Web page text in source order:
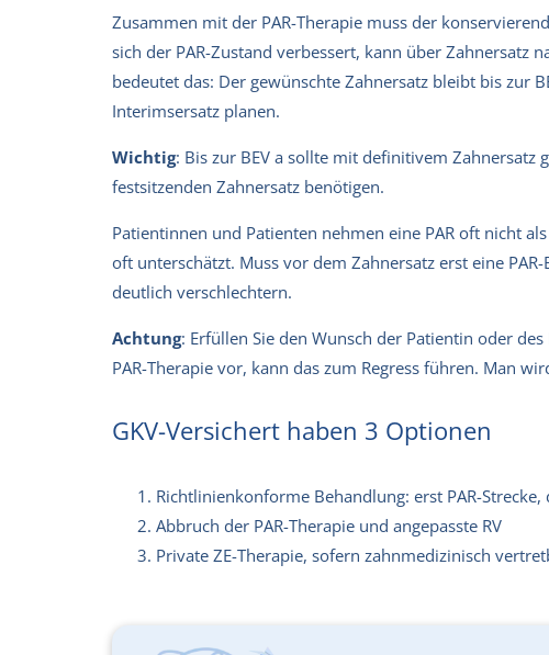
Zusammen mit der PAR-Therapie muss der
sich der PAR-Zustand verbessert, kann über Zahnersatz
bedeutet das: Der gewünschte Zahnersatz bleibt bis zur
Interimsersatz planen.
Wichtig: Bis zur BEV a sollte mit definitivem Zahnersatz
festsitzenden Zahnersatz benötigen.
Patientinnen und Patienten nehmen eine PAR oft nicht
oft unterschätzt. Muss vor dem Zahnersatz erst eine
deutlich verschlechtern.
Achtung: Erfüllen Sie den Wunsch der Patientin oder
PAR-Therapie vor, kann das zum Regress führen. Man
GKV-Versichert haben 3 Optionen
Richtlinienkonforme Behandlung: erst PAR-
Abbruch der PAR-Therapie und angepasste RV
Private ZE-Therapie, sofern zahnmedizinisch